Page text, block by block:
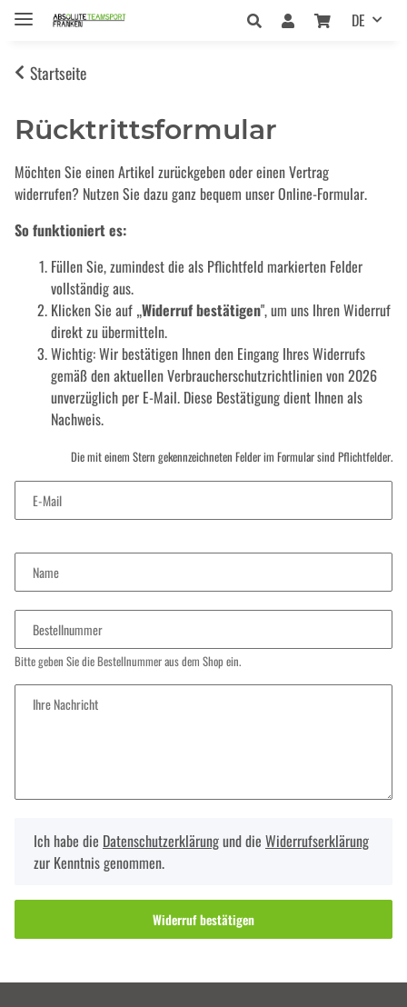
DE
Startseite
Rücktrittsformular
Möchten Sie einen Artikel zurückgeben oder einen Vertrag
widerrufen? Nutzen Sie dazu ganz bequem unser Online-Formular.
So funktioniert es:
Füllen Sie, zumindest die als Pflichtfeld markierten Felder
vollständig aus.
Klicken Sie auf „Widerruf bestätigen", um uns Ihren Widerruf
direkt zu übermitteln.
Wichtig: Wir bestätigen Ihnen den Eingang Ihres Widerrufs
gemäß den aktuellen Verbraucherschutzrichtlinien von 2026
unverzüglich per E-Mail. Diese Bestätigung dient Ihnen als
Nachweis.
Die mit einem Stern gekennzeichneten Felder im Formular sind Pflichtfelder.
E-Mail
Name
Bitte geben Sie die Bestellnummer aus dem Shop ein.
Bestellnummer
Ihre Nachricht
Ich habe die Datenschutzerklärungund die Widerrufserklärung
zur Kenntnis genommen.
Widerruf bestätigen